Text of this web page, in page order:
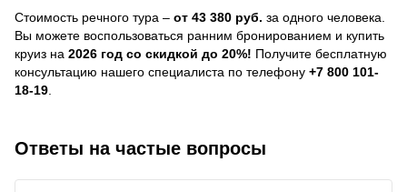
Стоимость речного тура – от 43 380 руб. за одного человека.
Вы можете воспользоваться ранним бронированием и купить
круиз на 2026 год со скидкой до 20%! Получите бесплатную
консультацию нашего специалиста по телефону +7 800 101-
18-19
Ответы на частые вопросы